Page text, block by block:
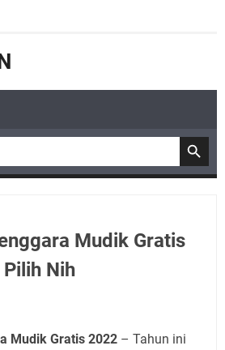
Mudik Gratis
Nih
Mudik Gratis 2022 – Tahun ini